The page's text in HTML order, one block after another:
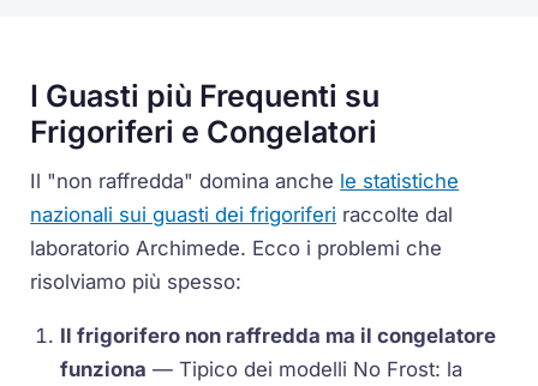
I Guasti più Frequenti su
Frigoriferi e Congelatori
Il "non raffredda" domina anche le statistiche
nazionali sui guasti dei frigoriferi raccolte dal
laboratorio Archimede. Ecco i problemi che
risolviamo più spesso:
Il frigorifero non raffredda ma il congelatore
funziona — Tipico dei modelli No Frost: la